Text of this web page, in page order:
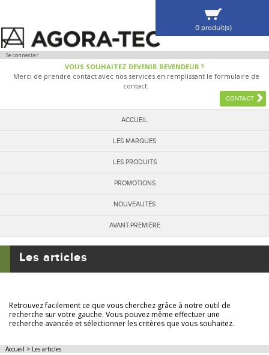
Se connecter
VOUS SOUHAITEZ DEVENIR REVENDEUR ?
Merci de prendre contact avec nos services en remplissant le formulaire de
contact.
CONTACT
ACCUEIL
LES MARQUES
LES PRODUITS
PROMOTIONS
NOUVEAUTÉS
AVANT-PREMIÈRE
0 produit(s)
VOIR MA SÉLECTION
Les articles
Retrouvez facilement ce que vous cherchez grâce à notre outil de
recherche sur votre gauche. Vous pouvez même effectuer une
recherche avancée et sélectionner les critères que vous souhaitez.
Accueil > Les articles